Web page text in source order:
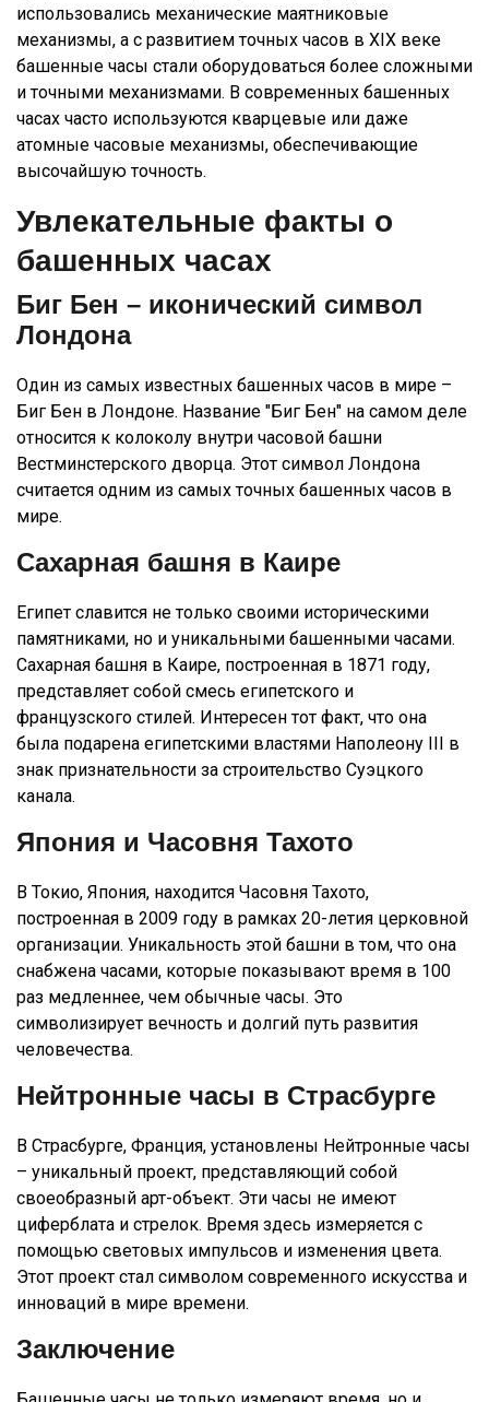
использовались механические маятниковые
механизмы, а с развитием точных часов в XIX веке
башенные часы стали оборудоваться более сложными
и точными механизмами. В современных башенных
часах часто используются кварцевые или даже
атомные часовые механизмы, обеспечивающие
высочайшую точность.
Увлекательные факты о
башенных часах
Биг Бен – иконический символ
Лондона
Один из самых известных башенных часов в мире –
Биг Бен в Лондоне. Название "Биг Бен" на самом деле
относится к колоколу внутри часовой башни
Вестминстерского дворца. Этот символ Лондона
считается одним из самых точных башенных часов в
мире.
Сахарная башня в Каире
Египет славится не только своими историческими
памятниками, но и уникальными башенными часами.
Сахарная башня в Каире, построенная в 1871 году,
представляет собой смесь египетского и
французского стилей. Интересен тот факт, что она
была подарена египетскими властями Наполеону III в
знак признательности за строительство Суэцкого
канала.
Япония и Часовня Тахото
В Токио, Япония, находится Часовня Тахото,
построенная в 2009 году в рамках 20-летия церковной
организации. Уникальность этой башни в том, что она
снабжена часами, которые показывают время в 100
раз медленнее, чем обычные часы. Это
символизирует вечность и долгий путь развития
человечества.
Нейтронные часы в Страсбурге
В Страсбурге, Франция, установлены Нейтронные часы
– уникальный проект, представляющий собой
своеобразный арт-объект. Эти часы не имеют
циферблата и стрелок. Время здесь измеряется с
помощью световых импульсов и изменения цвета.
Этот проект стал символом современного искусства и
инноваций в мире времени.
Заключение